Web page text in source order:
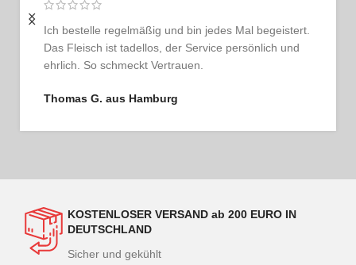
Ich bestelle regelmäßig und bin jedes Mal begeistert.
Das Fleisch ist tadellos, der Service persönlich und
ehrlich. So schmeckt Vertrauen.
Thomas G. aus Hamburg
KOSTENLOSER VERSAND ab 200 EURO IN
DEUTSCHLAND
Sicher und gekühlt